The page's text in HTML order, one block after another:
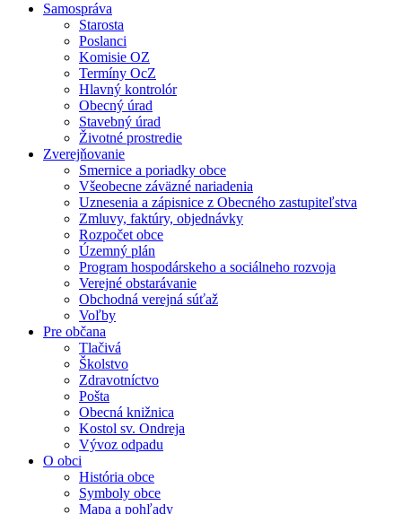
Samospráva
Starosta
Poslanci
Komisie OZ
Termíny OcZ
Hlavný kontrolór
Obecný úrad
Stavebný úrad
Životné prostredie
Zverejňovanie
Smernice a poriadky obce
Všeobecne záväzné nariadenia
Uznesenia a zápisnice z Obecného zastupiteľstva
Zmluvy, faktúry, objednávky
Rozpočet obce
Územný plán
Program hospodárskeho a sociálneho rozvoja
Verejné obstarávanie
Obchodná verejná súťaž
Voľby
Pre občana
Tlačivá
Školstvo
Zdravotníctvo
Pošta
Obecná knižnica
Kostol sv. Ondreja
Vývoz odpadu
O obci
História obce
Symboly obce
Mapa a pohľady